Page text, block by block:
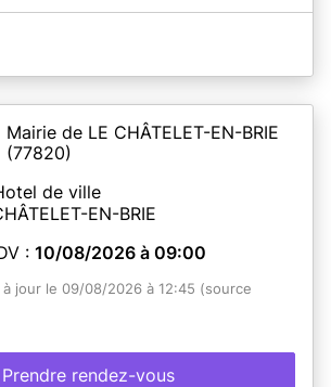
Mairie de LE CHÂTELET-EN-BRIE
(77820)
de ville
EN-BRIE
: 10/08/2026 à 09:00
jour le 09/08/2026 à 12:45 (source
Prendre rendez-vous